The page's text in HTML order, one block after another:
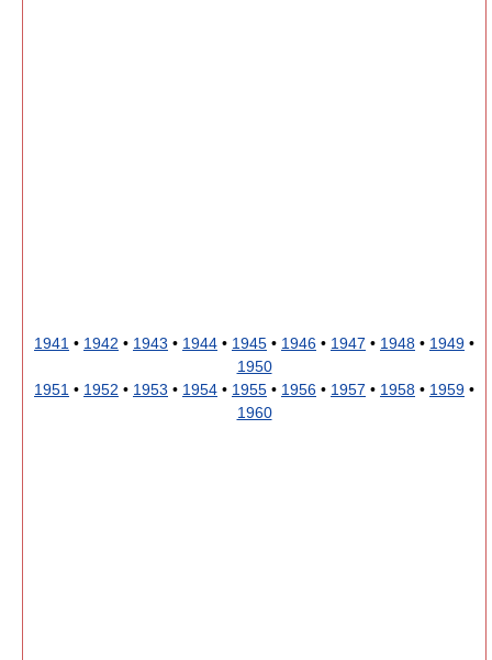
1941 • 1942 • 1943 • 1944 • 1945 • 1946 • 1947 • 1948 • 1949 •
1950
1951 • 1952 • 1953 • 1954 • 1955 • 1956 • 1957 • 1958 • 1959 •
1960